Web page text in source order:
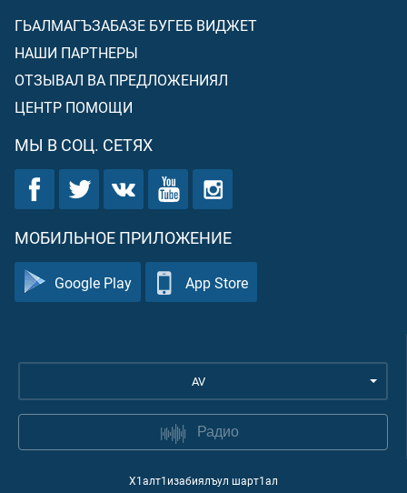
ГЬАЛМАГЪЗАБАЗЕ БУГЕБ ВИДЖЕТ
НАШИ ПАРТНЕРЫ
ОТЗЫВАЛ ВА ПРЕДЛОЖЕНИЯЛ
ЦЕНТР ПОМОЩИ
МЫ В СОЦ. СЕТЯХ
МОБИЛЬНОЕ ПРИЛОЖЕНИЕ
Google Play App Store
AV
Радио
Х1алт1изабиялъул шарт1ал